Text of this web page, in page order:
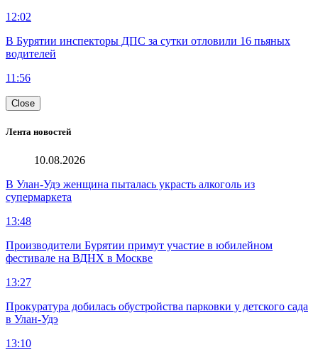
12:02
В Бурятии инспекторы ДПС за сутки отловили 16 пьяных
водителей
11:56
Close
Лента новостей
10.08.2026
В Улан-Удэ женщина пыталась украсть алкоголь из
супермаркета
13:48
Производители Бурятии примут участие в юбилейном
фестивале на ВДНХ в Москве
13:27
Прокуратура добилась обустройства парковки у детского сада
в Улан-Удэ
13:10